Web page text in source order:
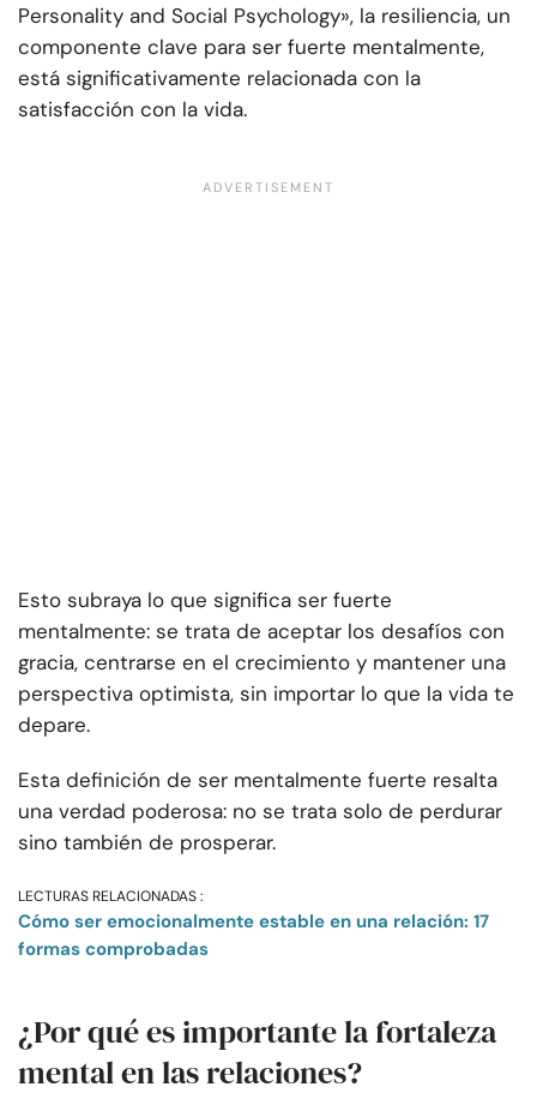
Personality and Social Psychology», la resiliencia, un
componente clave para ser fuerte mentalmente,
está significativamente relacionada con la
satisfacción con la vida.
Esto subraya lo que significa ser fuerte
mentalmente: se trata de aceptar los desafíos con
gracia, centrarse en el crecimiento y mantener una
perspectiva optimista, sin importar lo que la vida te
depare.
Esta definición de ser mentalmente fuerte resalta
una verdad poderosa: no se trata solo de perdurar
sino también de prosperar.
LECTURAS RELACIONADAS :
Cómo ser emocionalmente estable en una relación: 17
formas comprobadas
¿Por qué es importante la fortaleza
mental en las relaciones?